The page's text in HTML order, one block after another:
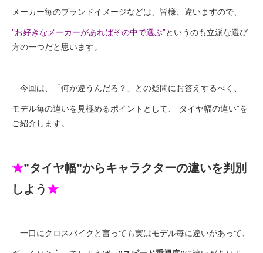
法人様
法人様向け割引
その他
お問い合わせ
会社概要
メーカー毎のブランドイメージなどは、皆様、違いますので、
”お好きなメーカーがあればその中で選ぶ”というのも立派な選び
方の一つだと思います。
今回は、「何が違うんだろ？」との疑問にお答えするべく、
モデル毎の違いを見極めるポイントとして、”タイヤ幅の違い”を
ご紹介します。
★”タイヤ幅”からキャラクターの違いを判別
しよう★
一口にクロスバイクと言っても実はモデル毎に違いがあって、